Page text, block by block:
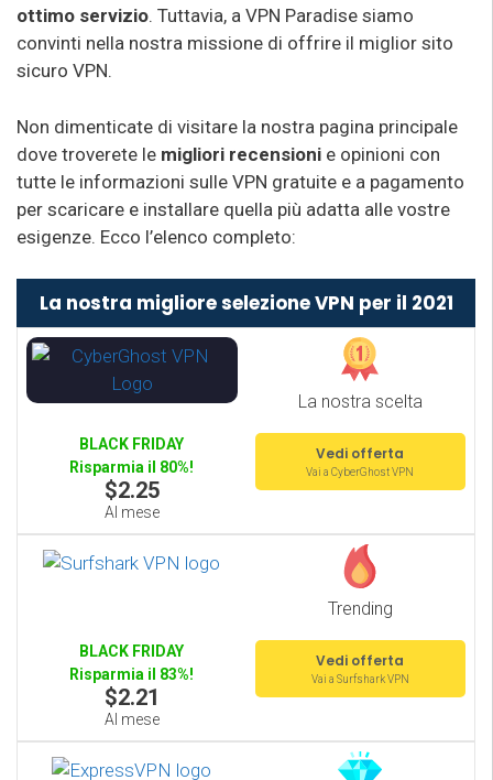
ottimo servizio. Tuttavia, a VPN Paradise siamo
convinti nella nostra missione di offrire il miglior sito
sicuro VPN.
Non dimenticate di visitare la nostra pagina principale
dove troverete le migliori recensioni e opinioni con
tutte le informazioni sulle VPN gratuite e a pagamento
per scaricare e installare quella più adatta alle vostre
esigenze. Ecco l’elenco completo:
La nostra migliore selezione VPN per il 2021
La nostra scelta
BLACK FRIDAY
Risparmia il 80%!
$2.25
Al mese
Vedi offerta
Vai a CyberGhost VPN
Trending
BLACK FRIDAY
Risparmia il 83%!
$2.21
Al mese
Vedi offerta
Vai a Surfshark VPN